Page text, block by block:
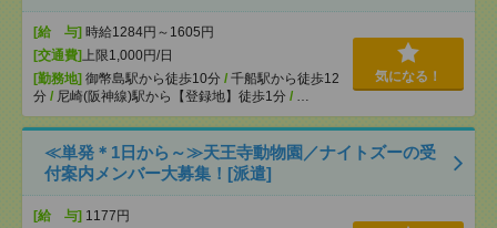
[給 与] 時給1284円～1605円
[交通費] 上限1,000円/日
[勤務地] 御幣島駅から徒歩10分 / 千船駅から徒歩12
分 / 尼崎(阪神線)駅から【登録地】徒歩1分 / …
気になる！
≪単発＊1日から～≫天王寺動物園／ナイトズーの受
付案内メンバー大募集！[派遣]
[給 与] 1177円